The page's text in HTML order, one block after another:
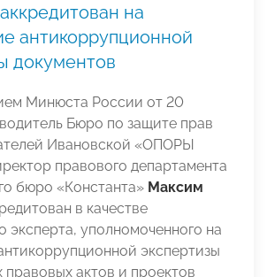
на
антикоррупционной
документов
Минюста России от 20
Бюро по защите прав
Ивановской «ОПОРЫ
правового департамента
бюро «Константа» Максим
в качестве
эксперта, уполномоченного на
экспертизы
актов и проектов